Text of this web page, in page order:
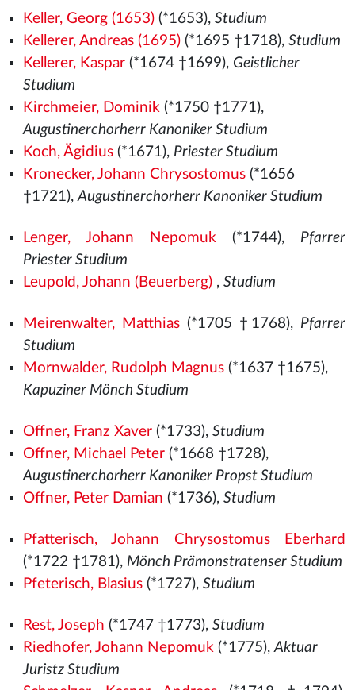
Keller, Georg (1653)(*1653), Studium
Kellerer, Andreas (1695)(*1695 †1718), Studium
Kellerer, Kaspar(*1674 †1699), Geistlicher
Studium
Kirchmeier, Dominik(*1750 †1771),
Augustinerchorherr Kanoniker Studium
Koch, Ägidius(*1671), Priester Studium
Kronecker, Johann Chrysostomus(*1656
†1721),Augustinerchorherr Kanoniker Studium
Lenger, Johann Nepomuk(*1744), Pfarrer
Priester Studium
Leupold, Johann (Beuerberg), Studium
Meirenwalter, Matthias(*1705 †1768), Pfarrer
Studium
Mornwalder, Rudolph Magnus(*1637 †1675),
Kapuziner Mönch Studium
Offner, Franz Xaver(*1733), Studium
Offner, Michael Peter(*1668 †1728),
Augustinerchorherr Kanoniker Propst Studium
Offner, Peter Damian (*1736), Studium
Pfatterisch, Johann Chrysostomus Eberhard
(*1722 †1781), Mönch Prämonstratenser Studium
Pfeterisch, Blasius(*1727), Studium
Rest, Joseph (*1747 †1773), Studium
Riedhofer, Johann Nepomuk(*1775),Aktuar
Juristz Studium